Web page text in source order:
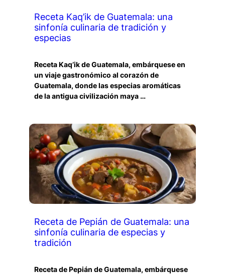
Receta Kaq’ik de Guatemala: una
sinfonía culinaria de tradición y
especias
Receta Kaq’ik de Guatemala, embárquese en
un viaje gastronómico al corazón de
Guatemala, donde las especias aromáticas
de la antigua civilización maya …
Receta de Pepián de Guatemala: una
sinfonía culinaria de especias y
tradición
Receta de Pepián de Guatemala, embárquese